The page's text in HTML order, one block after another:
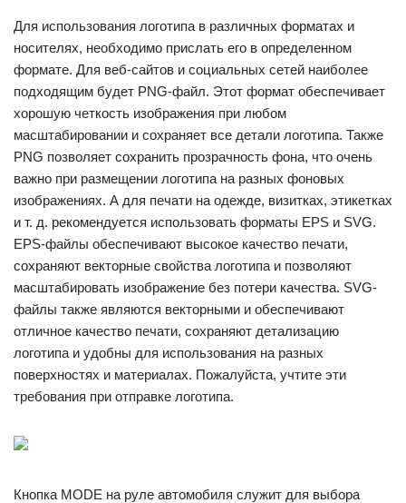
Для использования логотипа в различных форматах и
носителях, необходимо прислать его в определенном
формате. Для веб-сайтов и социальных сетей наиболее
подходящим будет PNG-файл. Этот формат обеспечивает
хорошую четкость изображения при любом
масштабировании и сохраняет все детали логотипа. Также
PNG позволяет сохранить прозрачность фона, что очень
важно при размещении логотипа на разных фоновых
изображениях. А для печати на одежде, визитках, этикетках
и т. д. рекомендуется использовать форматы EPS и SVG.
EPS-файлы обеспечивают высокое качество печати,
сохраняют векторные свойства логотипа и позволяют
масштабировать изображение без потери качества. SVG-
файлы также являются векторными и обеспечивают
отличное качество печати, сохраняют детализацию
логотипа и удобны для использования на разных
поверхностях и материалах. Пожалуйста, учтите эти
требования при отправке логотипа.
Кнопка MODE на руле автомобиля служит для выбора